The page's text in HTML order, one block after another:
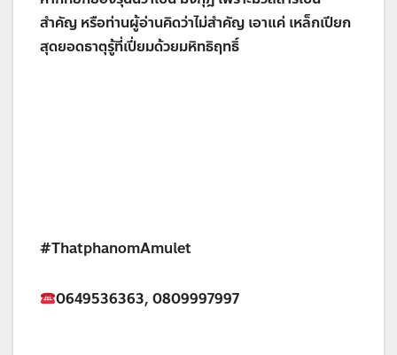
สำคัญ หรือท่านผู้อ่านคิดว่าไม่สำคัญ เอาแค่ เหล็กเปียก
สุดยอดธาตุรู้ที่เปี่ยมด้วยมหิทธิฤทธิ์
#ThatphanomAmulet
0649536363, 0809997997